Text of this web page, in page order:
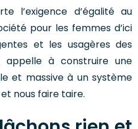
l’exigence d’égalité au
pour les femmes d’ici
et les usagères des
appelle à construire une
et massive à un système
nous faire taire.